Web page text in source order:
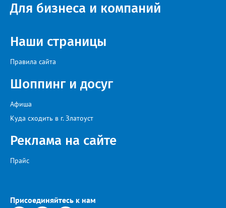
Для бизнеса и компаний
Наши страницы
Правила сайта
Шоппинг и досуг
Афиша
Куда сходить в г. Златоуст
Реклама на сайте
Прайс
Присоединяйтесь к нам